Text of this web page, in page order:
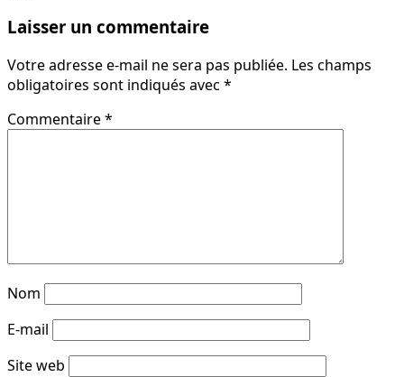
Laisser un commentaire
Votre adresse e-mail ne sera pas publiée. Les champs
obligatoires sont indiqués avec *
Commentaire*
Nom
E-mail
Site web